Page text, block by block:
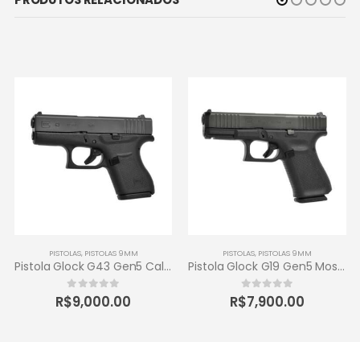
PISTOLAS, PISTOLAS 9MM
Pistola Glock G43 Gen5 Calibre 9Mm 6+1 Tiros
0 out of 5
R$9,000.00
PISTOLAS, PISTOLAS 9MM
Pistola Glock G19 Gen5 Mos Calibre 9Mm 15+1 Tiros
0 out of 5
R$7,900.00